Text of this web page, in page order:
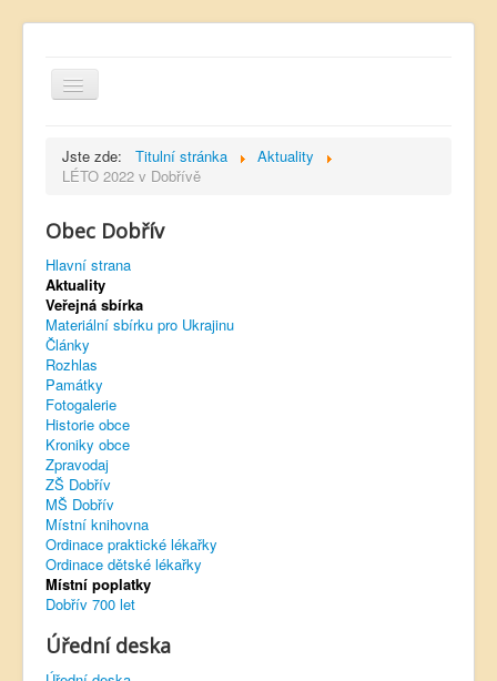
Hlavní strana
Kontakt
Úřední deska
Dobřívský zpravodaj
Rozhlas
Sokol Dobřív
Ubytování
Obec Pavlovsko
Virtuální prohlídka
Jste zde: Titulní stránka
Aktuality
LÉTO 2022 v Dobřívě
Obec Dobřív
Hlavní strana
Aktuality
Veřejná sbírka
Materiální sbírku pro Ukrajinu
Články
Rozhlas
Památky
Fotogalerie
Historie obce
Kroniky obce
Zpravodaj
ZŠ Dobřív
MŠ Dobřív
Místní knihovna
Ordinace praktické lékařky
Ordinace dětské lékařky
Místní poplatky
Dobřív 700 let
Úřední deska